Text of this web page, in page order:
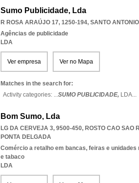
Sumo Publicidade, Lda
R ROSA ARAÚJO 17, 1250-194, SANTO
Agências de publicidade
LDA
Ver empresa Ver no Mapa
Matches in the search for:
Activity categories: ...SUMO PUBLICIDADE, LDA...
Bom Sumo, Lda
LG DA CERVEJA 3, 9500-450, ROSTO CAO SAO
PONTA DELGADA
Comércio a retalho em bancas, feiras e
e tabaco
LDA